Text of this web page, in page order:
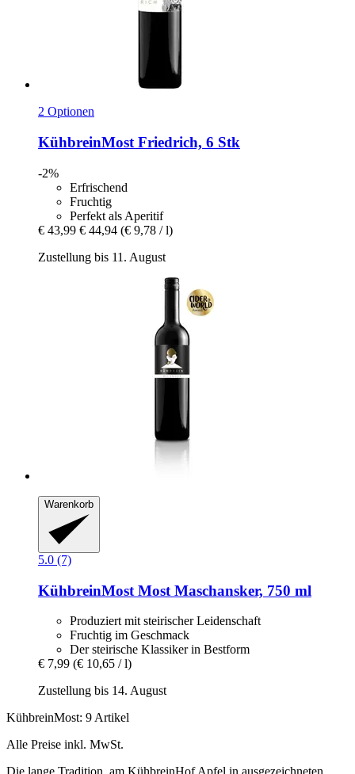
2 Optionen
KühbreinMost Friedrich, 6 Stk
-2%
Erfrischend
Fruchtig
Perfekt als Aperitif
€ 43,99 € 44,94 (€ 9,78 / l)
Zustellung bis 11. August
Warenkorb
5.0 (7)
KühbreinMost Most Maschansker, 750 ml
Produziert mit steirischer Leidenschaft
Fruchtig im Geschmack
Der steirische Klassiker in Bestform
€ 7,99 (€ 10,65 / l)
Zustellung bis 14. August
KühbreinMost: 9 Artikel
Alle Preise inkl. MwSt.